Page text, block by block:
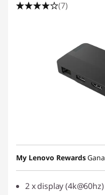
(7)
My Lenovo Rewards Gana
2 x display (4k@60hz)